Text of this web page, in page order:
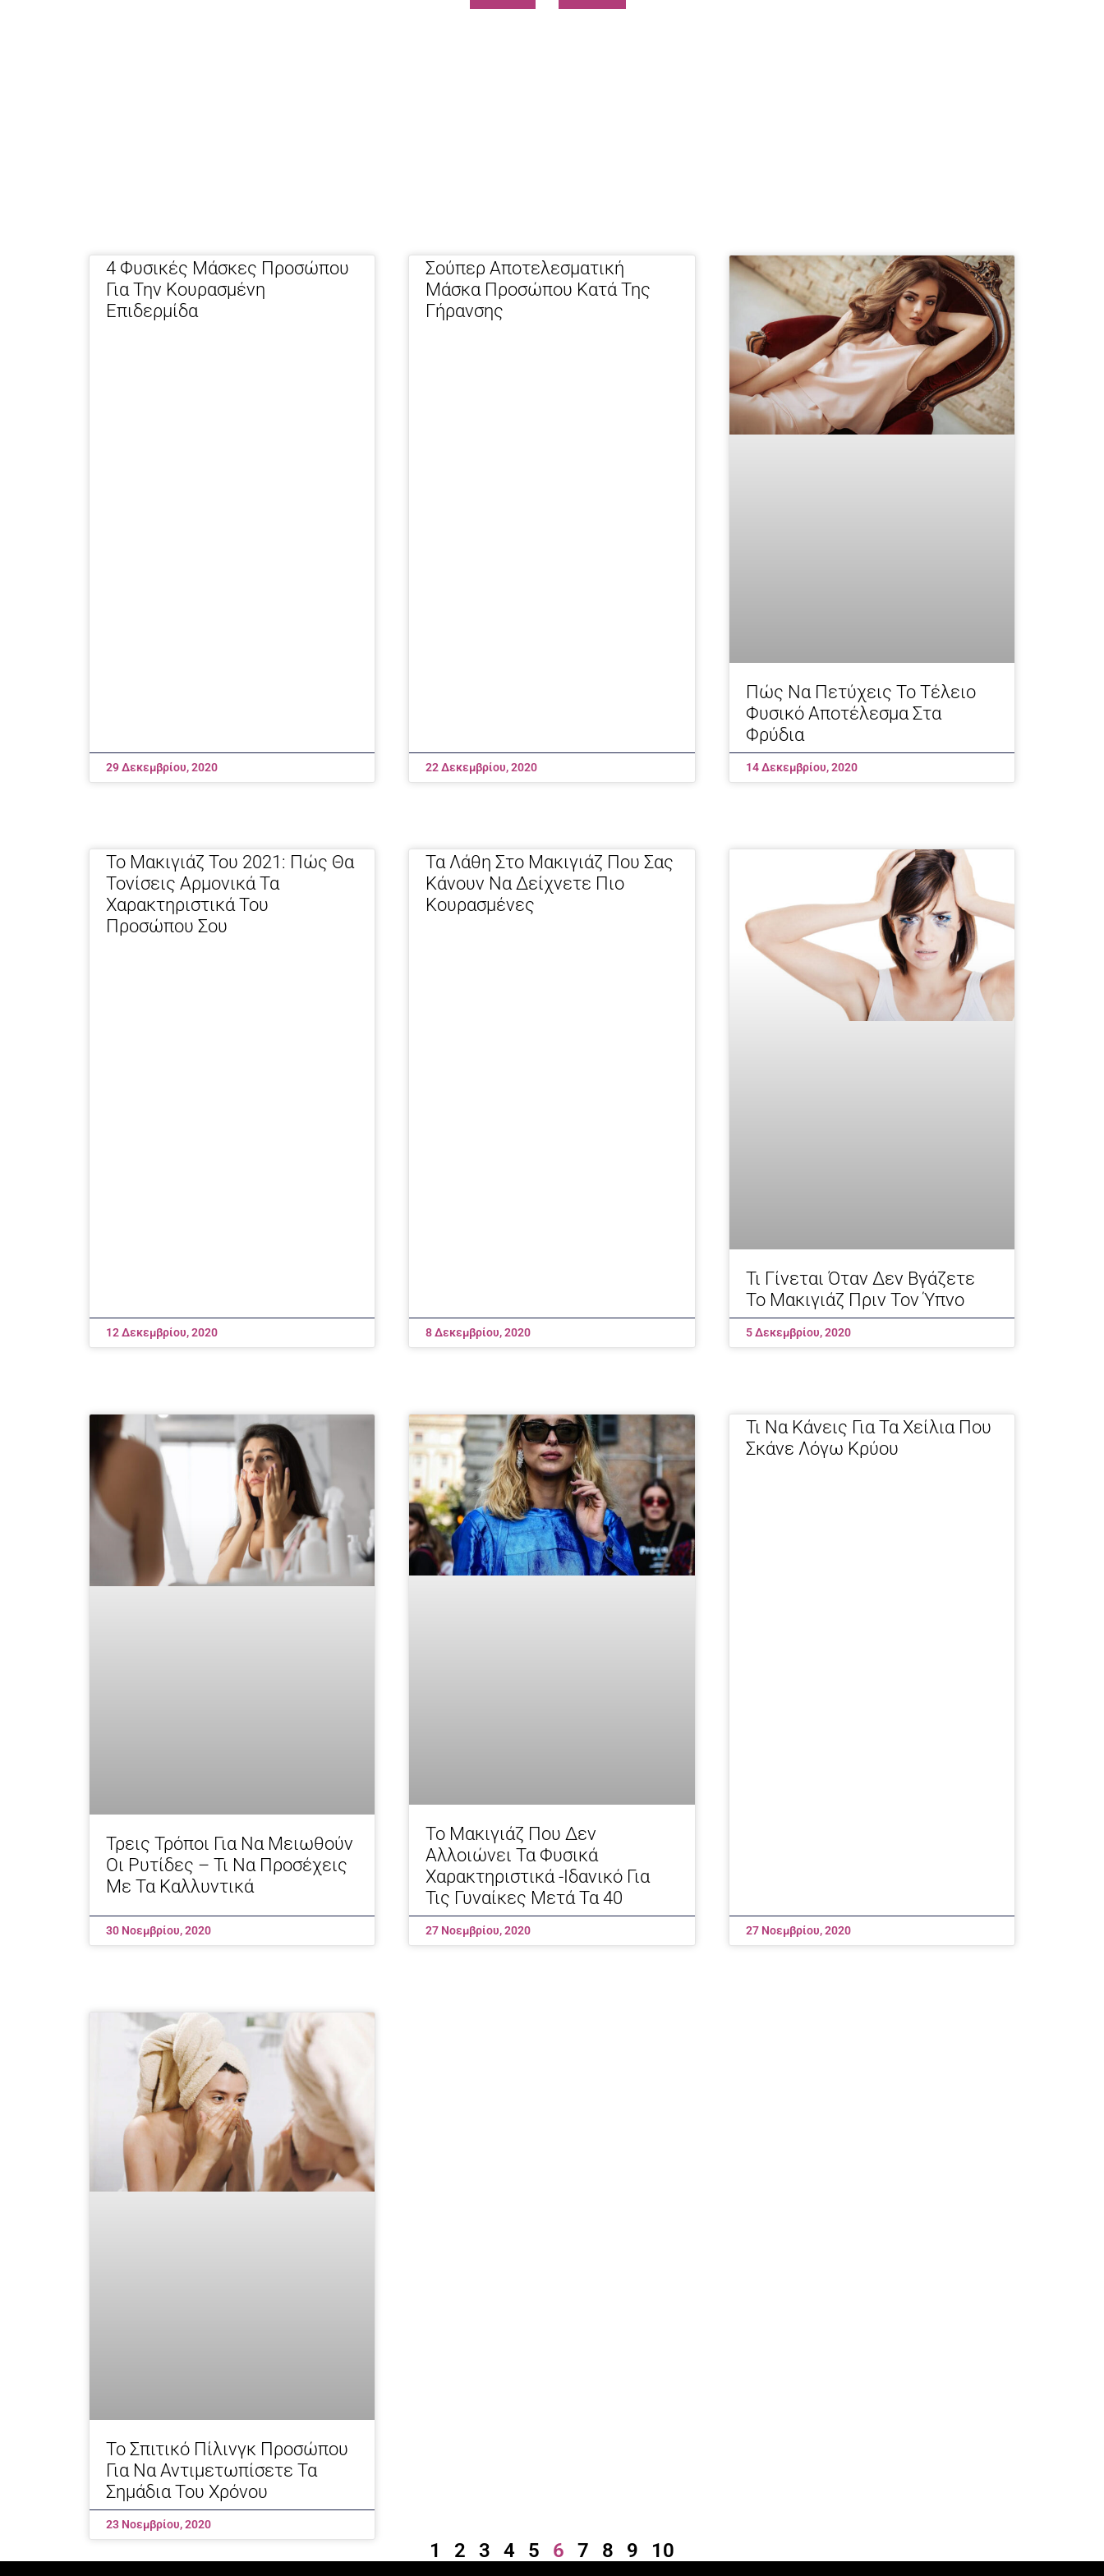
4 Φυσικές Μάσκες Προσώπου
Για Την Κουρασμένη
Επιδερμίδα
29 Δεκεμβρίου, 2020
Σούπερ Αποτελεσματική
Μάσκα Προσώπου Κατά Της
Γήρανσης
22 Δεκεμβρίου, 2020
Πώς Να Πετύχεις Το Τέλειο
Φυσικό Αποτέλεσμα Στα
Φρύδια
14 Δεκεμβρίου, 2020
Το Μακιγιάζ Του 2021: Πώς Θα
Τονίσεις Αρμονικά Τα
Χαρακτηριστικά Του
Προσώπου Σου
12 Δεκεμβρίου, 2020
Τα Λάθη Στο Μακιγιάζ Που Σας
Κάνουν Να Δείχνετε Πιο
Κουρασμένες
8 Δεκεμβρίου, 2020
Τι Γίνεται Όταν Δεν Βγάζετε
Το Μακιγιάζ Πριν Τον Ύπνο
5 Δεκεμβρίου, 2020
Τρεις Τρόποι Για Να Μειωθούν
Οι Ρυτίδες – Τι Να Προσέχεις
Με Τα Καλλυντικά
30 Νοεμβρίου, 2020
To Μακιγιάζ Που Δεν
Αλλοιώνει Τα Φυσικά
Χαρακτηριστικά -Ιδανικό Για
Τις Γυναίκες Μετά Τα 40
27 Νοεμβρίου, 2020
Τι Να Κάνεις Για Τα Χείλια Που
Σκάνε Λόγω Κρύου
27 Νοεμβρίου, 2020
Το Σπιτικό Πίλινγκ Προσώπου
Για Να Αντιμετωπίσετε Τα
Σημάδια Του Χρόνου
23 Νοεμβρίου, 2020
Page
1
Page
2
Page
3
Page
4
Page
5
Page
6
Page
7
Page
8 9 10